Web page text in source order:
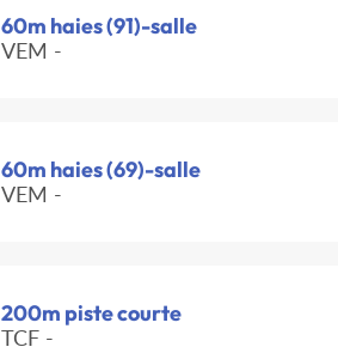
60m haies (91)-salle
VEM -
60m haies (69)-salle
VEM -
200m piste courte
TCF -